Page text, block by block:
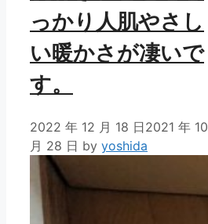
っかり人肌やさし
い暖かさが凄いで
す。
2022 年 12 月 18 日2021 年 10
月 28 日 by yoshida